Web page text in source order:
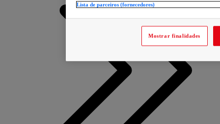
Lista de parceiros (fornecedores)
Mostrar finalidades